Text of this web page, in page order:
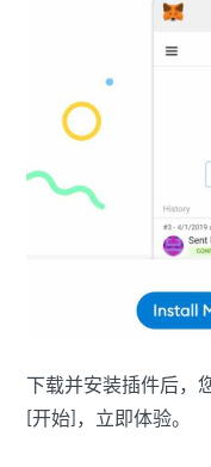
下载并安装插件后，
[开始]，立即体验。